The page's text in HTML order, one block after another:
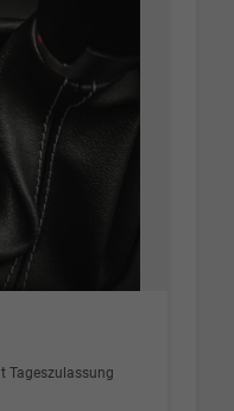
Tageszulassung